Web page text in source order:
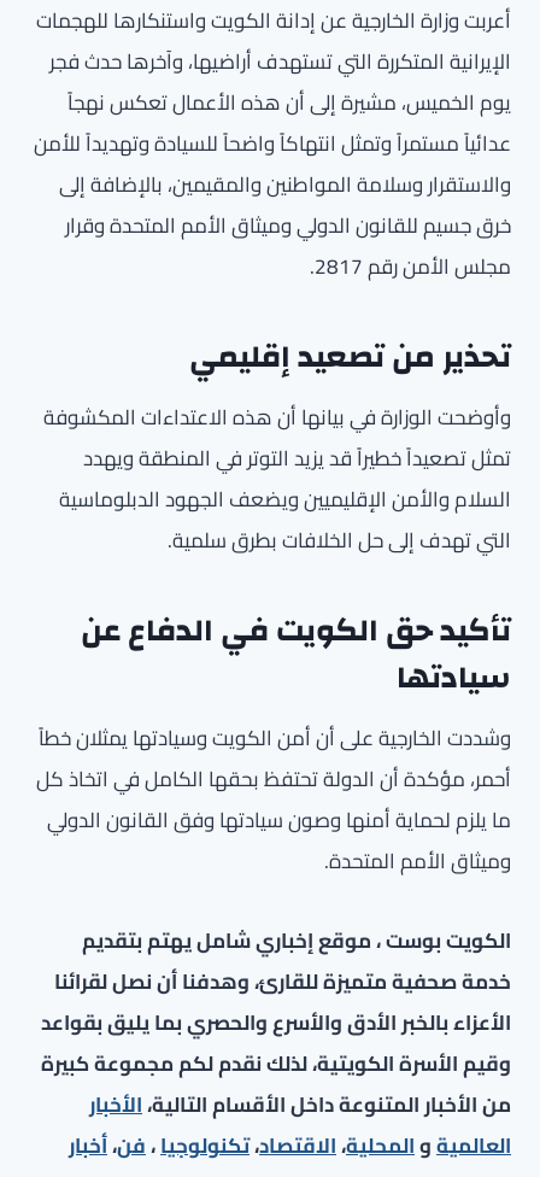
أعربت وزارة الخارجية عن إدانة الكويت واستنكارها للهجمات
الإيرانية المتكررة التي تستهدف أراضيها، وآخرها حدث فجر
يوم الخميس، مشيرة إلى أن هذه الأعمال تعكس نهجاً
عدائياً مستمراً وتمثل انتهاكاً واضحاً للسيادة وتهديداً للأمن
والاستقرار وسلامة المواطنين والمقيمين، بالإضافة إلى
خرق جسيم للقانون الدولي وميثاق الأمم المتحدة وقرار
مجلس الأمن رقم 2817.
تحذير من تصعيد إقليمي
وأوضحت الوزارة في بيانها أن هذه الاعتداءات المكشوفة
تمثل تصعيداً خطيراً قد يزيد التوتر في المنطقة ويهدد
السلام والأمن الإقليميين ويضعف الجهود الدبلوماسية
التي تهدف إلى حل الخلافات بطرق سلمية.
تأكيد حق الكويت في الدفاع عن
سيادتها
وشددت الخارجية على أن أمن الكويت وسيادتها يمثلان خطاً
أحمر، مؤكدة أن الدولة تحتفظ بحقها الكامل في اتخاذ كل
ما يلزم لحماية أمنها وصون سيادتها وفق القانون الدولي
وميثاق الأمم المتحدة.
الكويت بوست ، موقع إخباري شامل يهتم بتقديم
خدمة صحفية متميزة للقارئ، وهدفنا أن نصل لقرائنا
الأعزاء بالخبر الأدق والأسرع والحصري بما يليق بقواعد
وقيم الأسرة الكويتية، لذلك نقدم لكم مجموعة كبيرة
من الأخبار المتنوعة داخل الأقسام التالية،الأخبار
العالميةوالمحلية،الاقتصاد،تكنولوجيا،فن،أخبار